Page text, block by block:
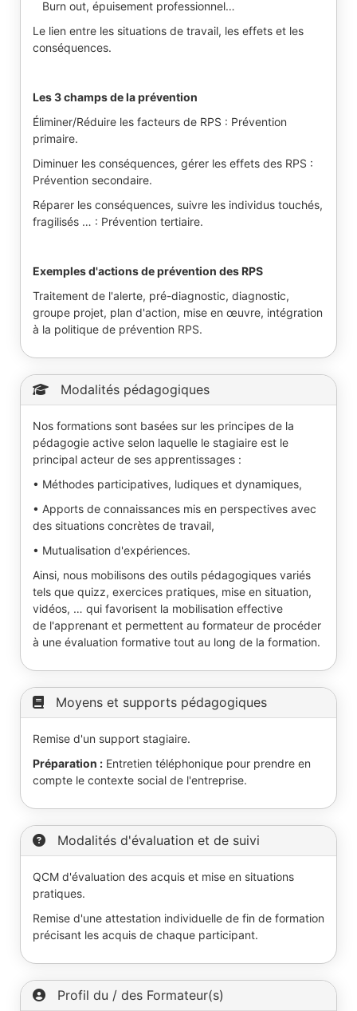
Burn out, épuisement professionnel…
Le lien entre les situations de travail, les effets et les
conséquences.
Les 3 champs de la prévention
Éliminer/Réduire les facteurs de RPS : Prévention
primaire.
Diminuer les conséquences, gérer les effets des RPS :
Prévention secondaire.
Réparer les conséquences, suivre les individus touchés,
fragilisés … : Prévention tertiaire.
Exemples d'actions de prévention des RPS
Traitement de l'alerte, pré-diagnostic, diagnostic,
groupe projet, plan d'action, mise en œuvre, intégration
à la politique de prévention RPS.
Modalités pédagogiques
Nos formations sont basées sur les principes de la
pédagogie active selon laquelle le stagiaire est le
principal acteur de ses apprentissages :
• Méthodes participatives, ludiques et dynamiques,
• Apports de connaissances mis en perspectives avec
des situations concrètes de travail,
• Mutualisation d'expériences.
Ainsi, nous mobilisons des outils pédagogiques variés
tels que quizz, exercices pratiques, mise en situation,
vidéos, … qui favorisent la mobilisation effective
de l'apprenant et permettent au formateur de procéder
à une évaluation formative tout au long de la formation.
Moyens et supports pédagogiques
Remise d'un support stagiaire.
Préparation : Entretien téléphonique pour prendre en
compte le contexte social de l'entreprise.
Modalités d'évaluation et de suivi
QCM d'évaluation des acquis et mise en situations
pratiques.
Remise d'une attestation individuelle de fin de formation
précisant les acquis de chaque participant.
Profil du / des Formateur(s)